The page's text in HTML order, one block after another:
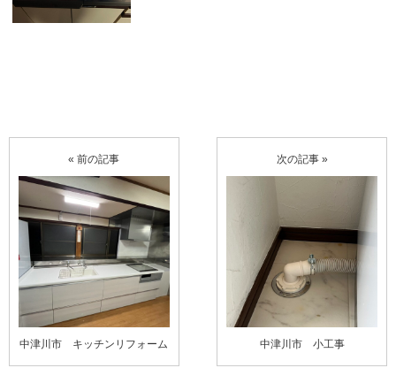
« 前の記事
中津川市 キッチンリフォーム
次の記事 »
中津川市 小工事